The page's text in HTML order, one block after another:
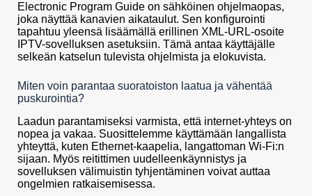
Electronic Program Guide on sähköinen ohjelmaopas,
joka näyttää kanavien aikataulut. Sen konfigurointi
tapahtuu yleensä lisäämällä erillinen XML-URL-osoite
IPTV-sovelluksen asetuksiin. Tämä antaa käyttäjälle
selkeän katselun tulevista ohjelmista ja elokuvista.
Miten voin parantaa suoratoiston laatua ja vähentää
puskurointia?
Laadun parantamiseksi varmista, että internet-yhteys on
nopea ja vakaa. Suosittelemme käyttämään langallista
yhteyttä, kuten Ethernet-kaapelia, langattoman Wi-Fi:n
sijaan. Myös reitittimen uudelleenkäynnistys ja
sovelluksen välimuistin tyhjentäminen voivat auttaa
ongelmien ratkaisemisessa.